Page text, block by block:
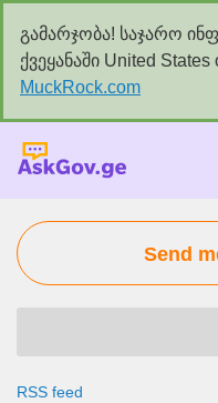
გამარჯობა! საჯარო
ქვეყანაში United
MuckRock.com
Send
RSS feed